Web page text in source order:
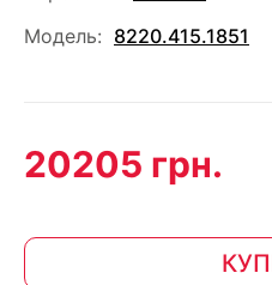
Модель: 8220.415.1851
20205 грн.